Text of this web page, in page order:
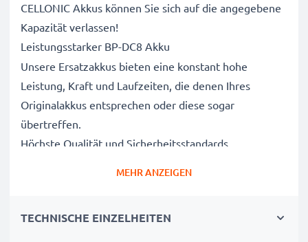
CELLONIC Akkus können Sie sich auf die angegebene
Kapazität verlassen!
Leistungsstarker BP-DC8 Akku
Unsere Ersatzakkus bieten eine konstant hohe
Leistung, Kraft und Laufzeiten, die denen Ihres
Originalakkus entsprechen oder diese sogar
übertreffen.
Höchste Qualität und Sicherheitsstandards
unterzogen und entsprechen den höchsten EU-
MEHR ANZEIGEN
TECHNISCHE EINZELHEITEN